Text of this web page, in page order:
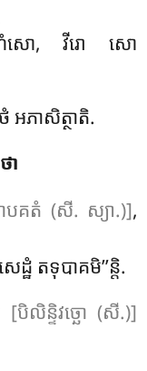
ហំសោ, វីរោ សោ
អភាសិត្ថាតិ.
ា
បគតំ (សី. ស្យា.)],
ឋំ តទុបាគមិ’’ន្តិ.
[បិលិន្ទិវច្ឆោ (សី.)]